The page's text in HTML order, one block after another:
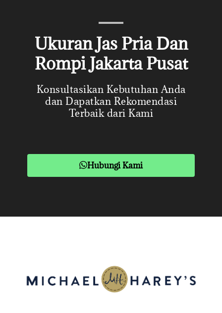
Ukuran Jas Pria Dan
Rompi Jakarta Pusat
Konsultasikan Kebutuhan Anda
dan Dapatkan Rekomendasi
Terbaik dari Kami
Hubungi Kami